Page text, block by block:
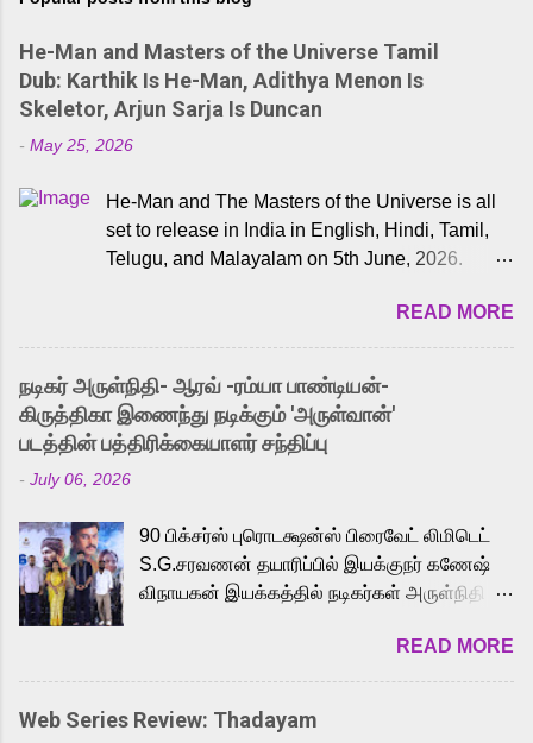
He-Man and Masters of the Universe Tamil
Dub: Karthik Is He-Man, Adithya Menon Is
Skeletor, Arjun Sarja Is Duncan
- May 25, 2026
He-Man and The Masters of the Universe is all
set to release in India in English, Hindi, Tamil,
Telugu, and Malayalam on 5th June, 2026.
lot of love from cult He-Man fans and offered
audiences an exciting glimpse into the world of
Eternia, the recently released Tamil trailer has
also generated strong excitement among Tamil
audiences. Adding to the growing buzz is the
film’s powerful Tamil voice cast led by
celebrated playback singer Karthik, who lends
Known for memorable songs like “Behene De”
from Raavan, “Oru Maalai” from Ghajini, and
“Mun Andhi” from 7 Aum Arivu, Karthik is loved
for his versatile voice and strong command over
multiple languages, making him a strong fit for
the legendary character. Adithya Menon, known
for portraying memorable antagonists across
READ MORE
நடிகர் அருள்நிதி- ஆரவ் -ரம்யா பாண்டியன்-
கிருத்திகா இணைந்து நடிக்கும் 'அருள்வான்'
படத்தின் பத்திரிக்கையாளர் சந்திப்பு
- July 06, 2026
90 பிக்சர்ஸ் புரொடக்ஷன்ஸ் பிரைவேட் லிமிடெட்
S.G.சரவணன் தயாரிப்பில் இயக்குநர் கணேஷ்
விநாயகன் இயக்கத்தில் நடிகர்கள் அருள்நிதி -
முக்கிய வேடத்தில் இணைந்து நடித்திருக்கும்
'அருள்வான்' திரைப்படத்தினை
பத்திரிக்கையாளர் சந்திப்பு சென்னையில்
நடைபெற்றது. இயக்குநர் கணேஷ் விநாயகன்
READ MORE
Web Series Review: Thadayam